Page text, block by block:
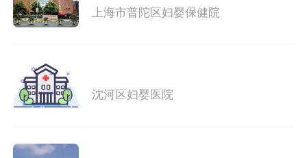
上海市普陀区妇婴保健院
沈河区妇婴医院